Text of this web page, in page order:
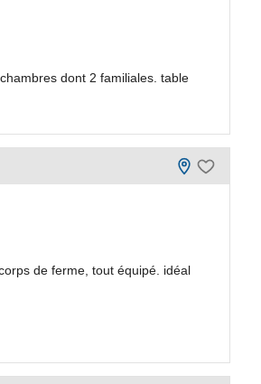
dont 2 familiales. table
de ferme, tout équipé. idéal